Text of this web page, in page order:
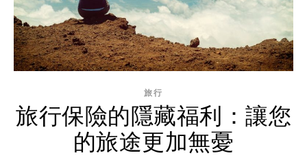
旅行
旅行保險的隱藏福利：讓您
的旅途更加無憂